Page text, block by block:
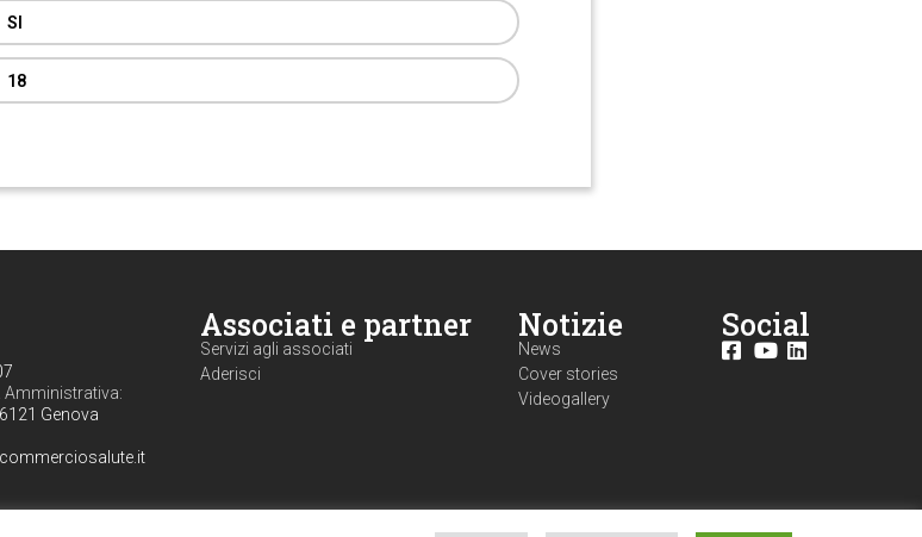
SI
18
Amministrativa:
Genova
Associati e partner
Servizi agli associati
Aderisci
Notizie
News
Cover stories
Videogallery
Social